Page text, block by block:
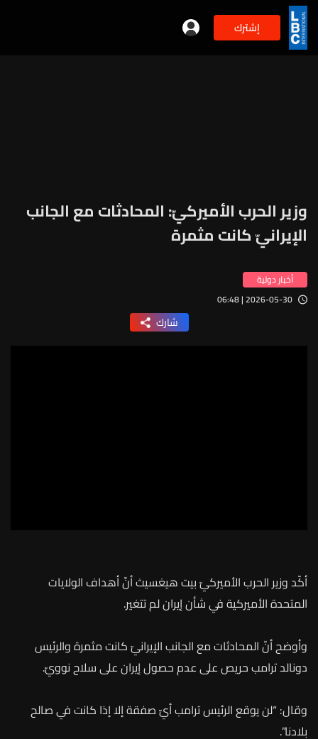
إشترك
وزير الحرب الأميركيّ: المحادثات مع الجانب
الإيرانيّ كانت مثمرة
أخبار دولية
2026-05-30 | 06:48
شارك
أكّد وزير الحرب الأميركيّبيت هيغسيث أنّ أهداف الولايات
المتحدة الأميركية في شأن إيران لم تتغير.
وأوضح أنّ المحادثات مع الجانب الإيرانيّ كانت مثمرة والرئيس
دونالد ترامب حريص على عدم حصول إيران على سلاح نوويّ.
وقال: “لنيوقعالرئيسترامبأيّصفقةإلاإذا كانتفيصالح
بلادنا”.